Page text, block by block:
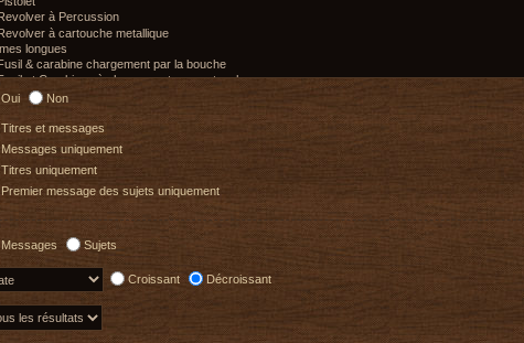
Oui Non
Titres et messages
Messages uniquement
Titres uniquement
Premier message des sujets uniquement
Messages Sujets
Croissant Décroissant